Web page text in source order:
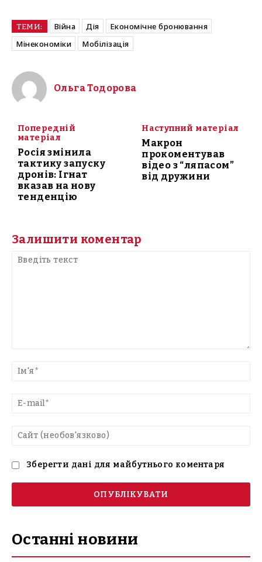
ТЕМИ: Війна Дія
Економічне бронювання
Мінекономіки
Мобілізація
Ольга Тодорова
Попередній
матеріал
Росія змінила
тактику запуску
дронів: Ігнат
вказав на нову
тенденцію
Наступний матеріал
Макрон
прокоментував
відео з “ляпасом”
від дружини
Залишити коментар
текст
Зберегти дані для майбутнього коментаря
Останні новини